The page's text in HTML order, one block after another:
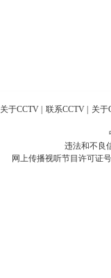
关于CCTV 联系CCTV 关于
违法和不良
网上传播视听节目许可证